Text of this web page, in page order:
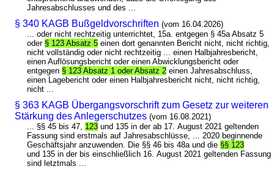
Jahresabschlusses und des ...
§ 340 KAGB Bußgeldvorschriften (vom 16.04.2026)
... oder nicht rechtzeitig unterrichtet, 15a. entgegen § 45a Absatz 5
oder § 123 Absatz 5 einen dort genannten Bericht nicht, nicht richtig,
nicht vollständig oder nicht rechtzeitig ... einen Halbjahresbericht,
einen Auflösungsbericht oder einen Abwicklungsbericht oder
entgegen § 123 Absatz 1 oder Absatz 2 einen Jahresabschluss,
einen Lagebericht oder einen Halbjahresbericht nicht, nicht richtig,
nicht ...
§ 363 KAGB Übergangsvorschrift zum Gesetz zur weiteren
Stärkung des Anlegerschutzes (vom 16.08.2021)
... §§ 45 bis 47, 123 und 135 in der ab 17. August 2021 geltenden
Fassung sind erstmals auf Jahresabschlüsse, ... 2020 beginnende
Geschäftsjahr anzuwenden. Die §§ 46 bis 48a und die §§ 123
und 135 in der bis einschließlich 16. August 2021 geltenden Fassung
sind letztmals ...